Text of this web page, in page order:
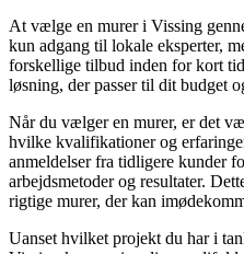
At vælge en murer i Vissing
kun adgang til lokale eksperter,
forskellige tilbud inden for kort
løsning, der passer til dit budget
Når du vælger en murer, er det
hvilke kvalifikationer og
anmeldelser fra tidligere kunder
arbejdsmetoder og resultater.
rigtige murer, der kan
Uanset hvilket projekt du har i